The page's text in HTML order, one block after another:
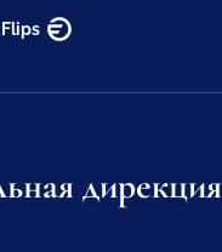
Flips
дирекция